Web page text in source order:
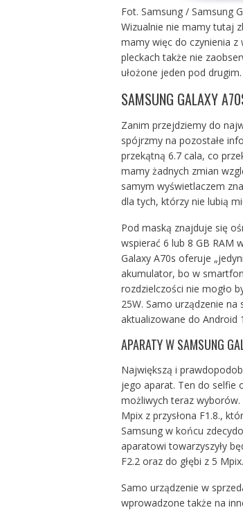
Fot. Samsung / Samsung
Wizualnie nie mamy tutaj
mamy więc do czynienia z
pleckach także nie
ułożone jeden pod
SAMSUNG GALAXY
Zanim przejdziemy do
spójrzmy na pozostałe
przekątną 6.7 cala, co
mamy żadnych zmian
samym wyświetlaczem
dla tych, którzy nie lubią
Pod maską znajduje się
wspierać 6 lub 8 GB RAM
Galaxy A70s oferuje
akumulator, bo w
rozdzielczości nie mogło
25W. Samo urządzenie
aktualizowane do Android
APARATY W SAMSUNG
Największą i
jego aparat. Ten do selfie
możliwych teraz
Mpix z przysłona F1.8.,
Samsung w końcu
aparatowi towarzyszyły
F2.2 oraz do głębi z 5
Samo urządzenie w
wprowadzone także na